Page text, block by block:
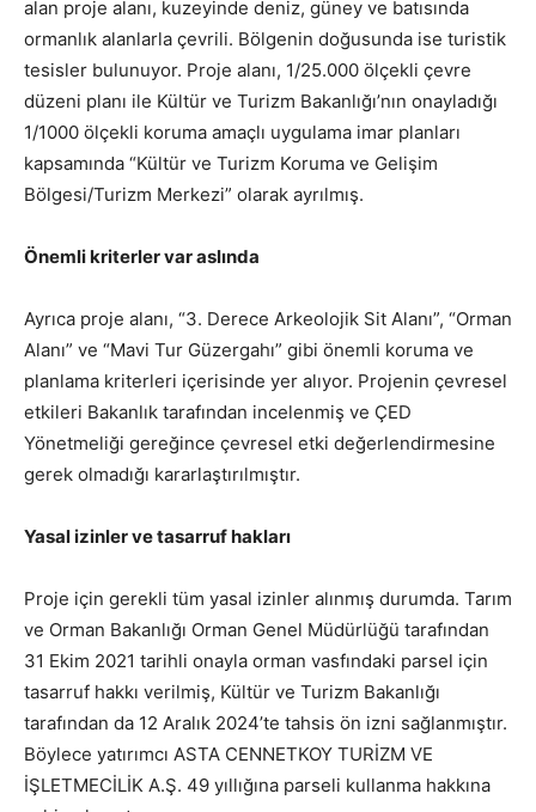
alan proje alanı, kuzeyinde deniz, güney ve batısında
ormanlık alanlarla çevrili. Bölgenin doğusunda ise turistik
tesisler bulunuyor. Proje alanı, 1/25.000 ölçekli çevre
düzeni planı ile Kültür ve Turizm Bakanlığı’nın onayladığı
1/1000 ölçekli koruma amaçlı uygulama imar planları
kapsamında “Kültür ve Turizm Koruma ve Gelişim
Bölgesi/Turizm Merkezi” olarak ayrılmış.
Önemli kriterler var aslında
Ayrıca proje alanı, “3. Derece Arkeolojik Sit Alanı”, “Orman
Alanı” ve “Mavi Tur Güzergahı” gibi önemli koruma ve
planlama kriterleri içerisinde yer alıyor. Projenin çevresel
etkileri Bakanlık tarafından incelenmiş ve ÇED
Yönetmeliği gereğince çevresel etki değerlendirmesine
gerek olmadığı kararlaştırılmıştır.
Yasal izinler ve tasarruf hakları
Proje için gerekli tüm yasal izinler alınmış durumda. Tarım
ve Orman Bakanlığı Orman Genel Müdürlüğü tarafından
31 Ekim 2021 tarihli onayla orman vasfındaki parsel için
tasarruf hakkı verilmiş, Kültür ve Turizm Bakanlığı
tarafından da 12 Aralık 2024’te tahsis ön izni sağlanmıştır.
Böylece yatırımcı ASTA CENNETKOY TURİZM VE
İŞLETMECİLİK A.Ş. 49 yıllığına parseli kullanma hakkına